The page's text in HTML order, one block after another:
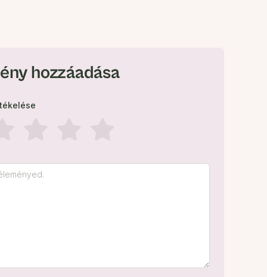
hozzáadása